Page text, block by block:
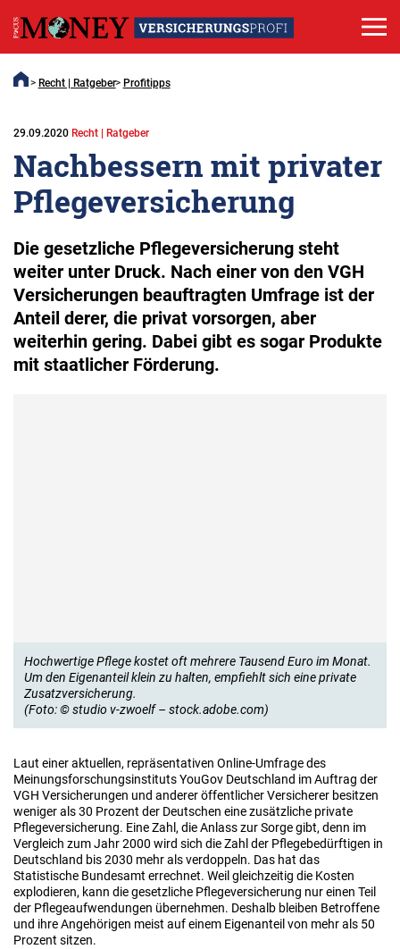
Recht | Ratgeber Profitipps
29.09.2020 Recht | Ratgeber
Nachbessern mit privater
Pflegeversicherung
Die gesetzliche Pflegeversicherung steht
weiter unter Druck. Nach einer von den VGH
Versicherungen beauftragten Umfrage ist der
Anteil derer, die privat vorsorgen, aber
weiterhin gering. Dabei gibt es sogar Produkte
mit staatlicher Förderung.
Hochwertige Pflege kostet oft mehrere Tausend Euro im Monat.
Um den Eigenanteil klein zu halten, empfiehlt sich eine private
Zusatzversicherung.
(Foto: © studio v-zwoelf – stock.adobe.com)
Laut einer aktuellen, repräsentativen Online-Umfrage des
Meinungsforschungsinstituts YouGov Deutschland im Auftrag der
VGH Versicherungen und anderer öffentlicher Versicherer besitzen
weniger als 30 Prozent der Deutschen eine zusätzliche private
Pflegeversicherung. Eine Zahl, die Anlass zur Sorge gibt, denn im
Vergleich zum Jahr 2000 wird sich die Zahl der Pflegebedürftigen in
Deutschland bis 2030 mehr als verdoppeln. Das hat das
Statistische Bundesamt errechnet. Weil gleichzeitig die Kosten
explodieren, kann die gesetzliche Pflegeversicherung nur einen Teil
der Pflegeaufwendungen übernehmen. Deshalb bleiben Betroffene
und ihre Angehörigen meist auf einem Eigenanteil von mehr als 50
Prozent sitzen.